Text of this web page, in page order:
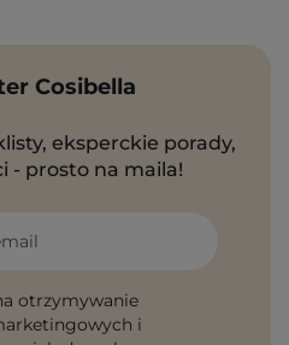
Cosibella
eksperckie porady,
- prosto na maila!
otrzymywanie
i